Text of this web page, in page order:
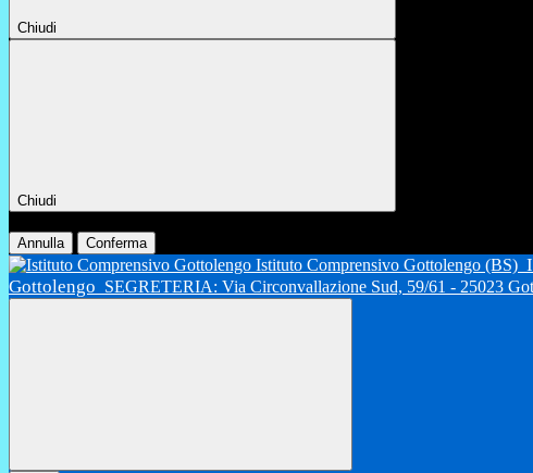
Chiudi
Chiudi
Annulla Conferma
Istituto Comprensivo Gottolengo (BS)
Gottolengo SEGRETERIA: Via Circonvallazione Sud, 59/61 - 25023